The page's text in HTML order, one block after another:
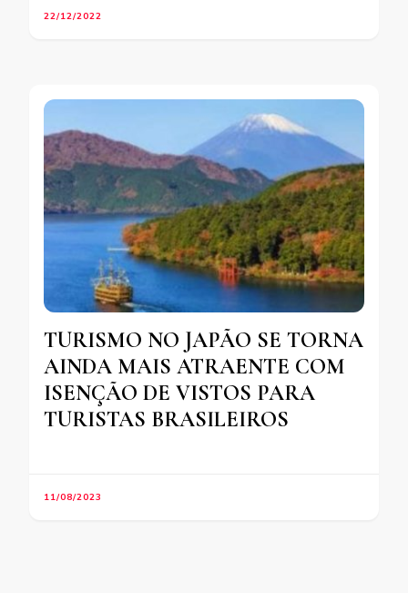
22/12/2022
TURISMO NO JAPÃO SE TORNA
AINDA MAIS ATRAENTE COM
ISENÇÃO DE VISTOS PARA
TURISTAS BRASILEIROS
11/08/2023